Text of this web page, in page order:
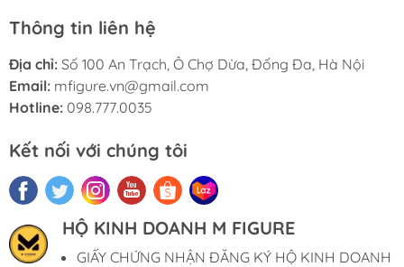
Thông tin liên hệ
Địa chỉ: Số 100 An Trạch, Ô Chợ Dừa, Đống Đa, Hà Nội
Email: mfigure.vn@gmail.com
Hotline: 098.777.0035
Kết nối với chúng tôi
HỘ KINH DOANH M FIGURE
GIẤY CHỨNG NHẬN ĐĂNG KÝ HỘ KINH DOANH